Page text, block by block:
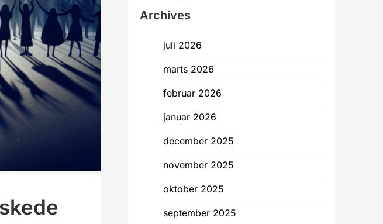
Archives
juli 2026
marts 2026
februar 2026
januar 2026
december 2025
november 2025
oktober 2025
september 2025